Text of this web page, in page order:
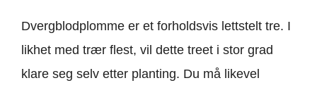
Dvergblodplomme er et forholdsvis lettstelt tre. I
likhet med trær flest, vil dette treet i stor grad
klare seg selv etter planting. Du må likevel